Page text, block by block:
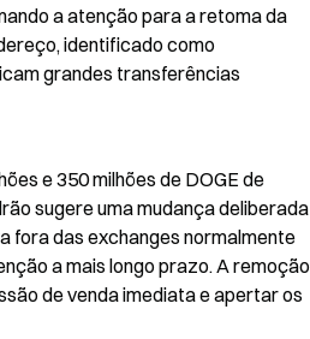
a atenção para a retoma da
identificado como
grandes transferências
e 350 milhões de DOGE de
sugere uma mudança deliberada
fora das exchanges normalmente
a mais longo prazo. A remoção
de venda imediata e apertar os